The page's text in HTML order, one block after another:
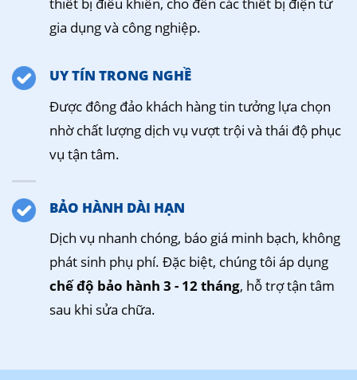
gia dụng và công nghiệp.
UY TÍN TRONG NGHỀ
Được đông đảo khách hàng tin tưởng lựa chọn
nhờ chất lượng dịch vụ vượt trội và thái độ phục
vụ tận tâm.
BẢO HÀNH DÀI HẠN
Dịch vụ nhanh chóng, báo giá minh bạch, không
phát sinh phụ phí. Đặc biệt, chúng tôi áp dụng
chế độ bảo hành 3 - 12 tháng, hỗ trợ tận tâm
sau khi sửa chữa.